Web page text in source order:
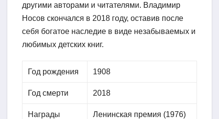
другими авторами и читателями. Владимир
Носов скончался в 2018 году, оставив после
себя богатое наследие в виде незабываемых и
любимых детских книг.
Год рождения 1908
Год смерти 2018
Награды Ленинская премия (1976)